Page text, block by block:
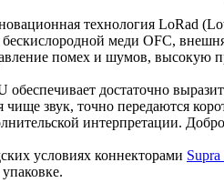
технология LoRad
меди OFC,
помех и шумов, высокую
обеспечивает достаточно
чище звук, точно передаются
интерпретации.
условиях коннекторами